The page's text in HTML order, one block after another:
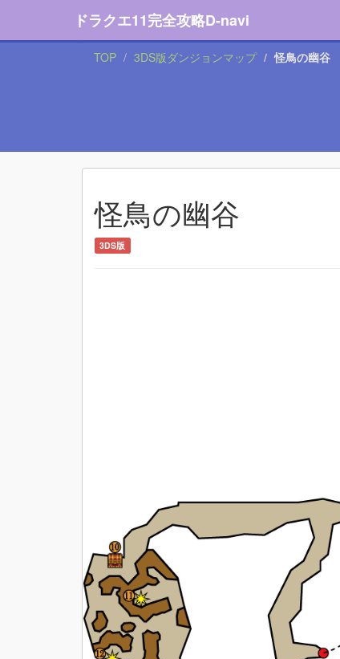
ドラクエ11完全攻略D-navi
TOP 3DS版ダンジョンマップ 怪鳥の幽谷
怪鳥の幽谷
3DS版